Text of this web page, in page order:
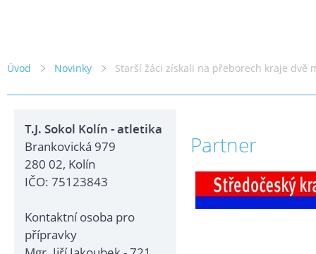
Úvod Novinky Starší žáci získali na přeborech kraje dvě
T.J. Sokol Kolín - atletika
Brankovická 979
280 02, Kolín
IČO: 75123843
Kontaktní osoba pro
přípravky
Partner